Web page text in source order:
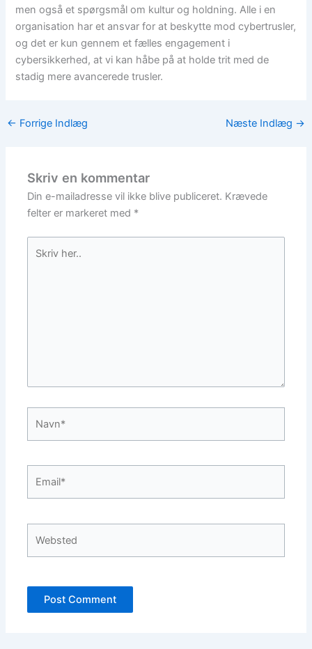
men også et spørgsmål om kultur og holdning. Alle i en
organisation har et ansvar for at beskytte mod cybertrusler,
og det er kun gennem et fælles engagement i
cybersikkerhed, at vi kan håbe på at holde trit med de
stadig mere avancerede trusler.
← Forrige Indlæg Næste Indlæg →
Skriv en kommentar
Din e-mailadresse vil ikke blive publiceret. Krævede
felter er markeret med *